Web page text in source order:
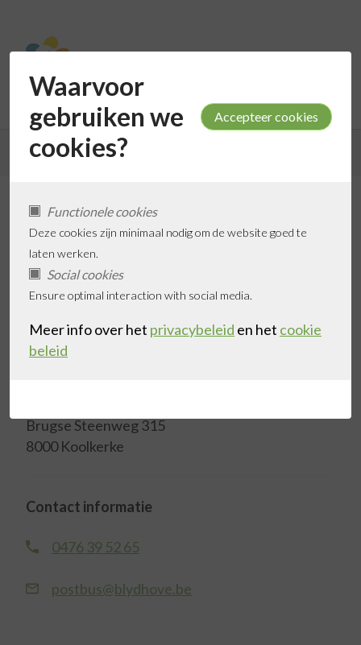
Waarvoor
gebruiken we
cookies?
Functionele cookies
Deze cookies zijn minimaal nodig om de website goed te
laten werken.
Social cookies
Ensure optimal interaction with social media.
Meer info over het privacybeleid en het cookie
beleid
Terug naar de zoekresultaten
Blydhove De Smalle
Brugse Steenweg 315
8000 Koolkerke
Contact informatie
0476 39 52 65
postbus@blydhove.be